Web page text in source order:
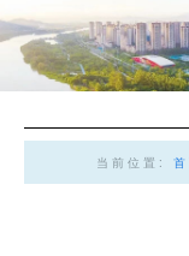
当前位置: